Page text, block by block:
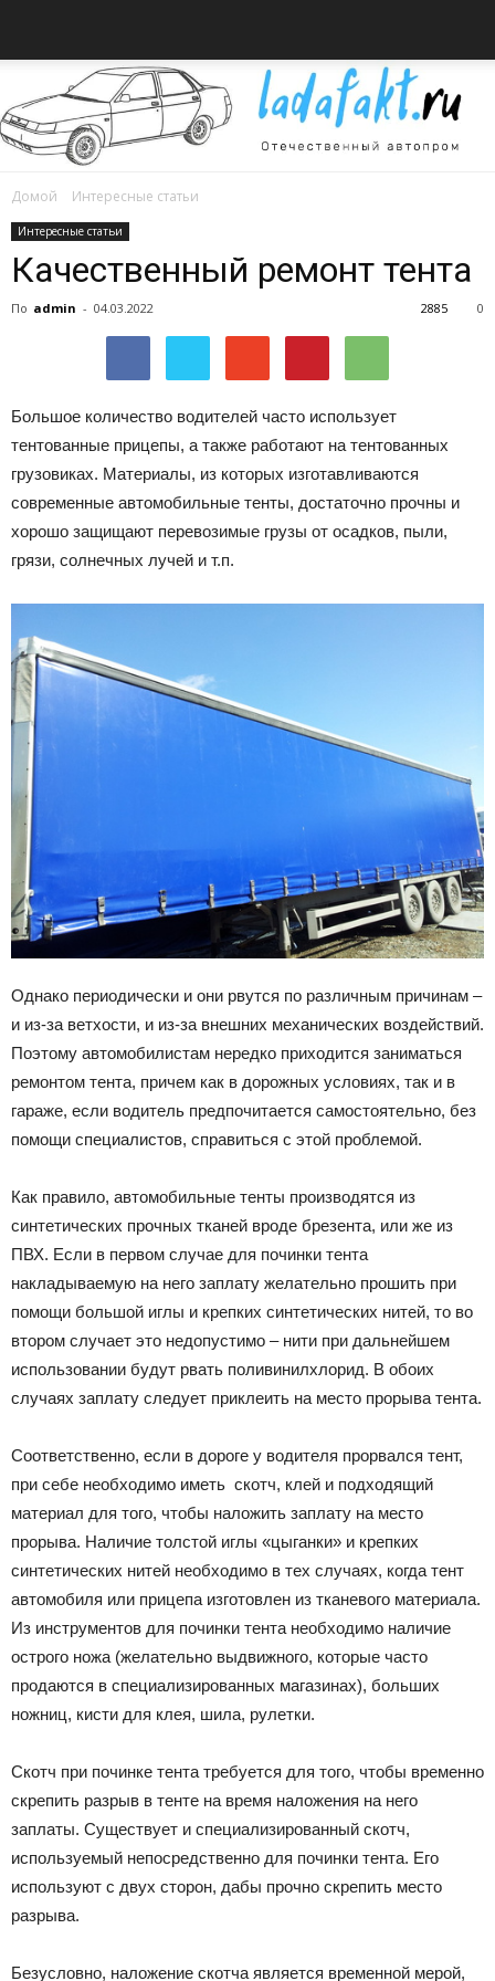
автомобилях
Домой Интересные статьи
Интересные статьи
Качественный ремонт тента
По admin - 04.03.2022 0
2885
Большое количество водителей часто использует
тентованные прицепы, а также работают на тентованных
грузовиках. Материалы, из которых изготавливаются
современные автомобильные тенты, достаточно прочны и
хорошо защищают перевозимые грузы от осадков, пыли,
грязи, солнечных лучей и т.п.
Однако периодически и они рвутся по различным причинам –
и из-за ветхости, и из-за внешних механических воздействий.
Поэтому автомобилистам нередко приходится заниматься
ремонтом тента, причем как в дорожных условиях, так и в
гараже, если водитель предпочитается самостоятельно, без
помощи специалистов, справиться с этой проблемой.
Как правило, автомобильные тенты производятся из
синтетических прочных тканей вроде брезента, или же из
ПВХ. Если в первом случае для починки тента
накладываемую на него заплату желательно прошить при
помощи большой иглы и крепких синтетических нитей, то во
втором случает это недопустимо – нити при дальнейшем
использовании будут рвать поливинилхлорид. В обоих
случаях заплату следует приклеить на место прорыва тента.
Соответственно, если в дороге у водителя прорвался тент,
при себе необходимо иметь скотч, клей и подходящий
материал для того, чтобы наложить заплату на место
прорыва. Наличие толстой иглы «цыганки» и крепких
синтетических нитей необходимо в тех случаях, когда тент
автомобиля или прицепа изготовлен из тканевого материала.
Из инструментов для починки тента необходимо наличие
острого ножа (желательно выдвижного, которые часто
продаются в специализированных магазинах), больших
ножниц, кисти для клея, шила, рулетки.
Скотч при починке тента требуется для того, чтобы временно
скрепить разрыв в тенте на время наложения на него
заплаты. Существует и специализированный скотч,
используемый непосредственно для починки тента. Его
используют с двух сторон, дабы прочно скрепить место
разрыва.
Безусловно, наложение скотча является временной мерой,